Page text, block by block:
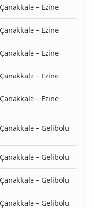
Çanakkale – Ezine
Çanakkale – Ezine
Çanakkale – Ezine
Çanakkale – Ezine
Çanakkale – Ezine
Çanakkale – Gelibolu
Çanakkale – Gelibolu
Çanakkale – Gelibolu
Çanakkale – Gelibolu